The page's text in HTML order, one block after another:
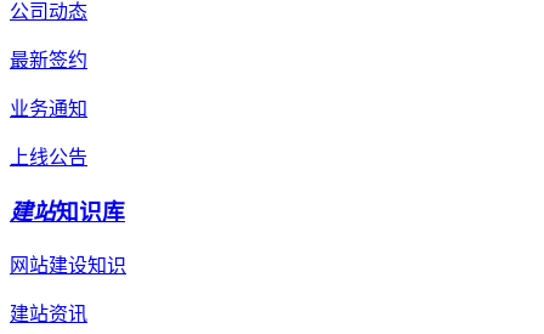
公司动态
最新签约
业务通知
上线公告
建站知识库
网站建设知识
建站资讯